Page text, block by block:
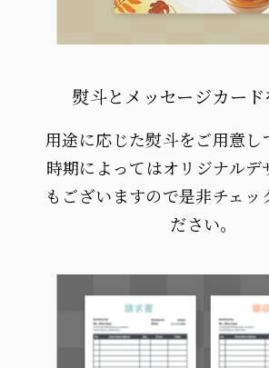
熨斗とメッセージカード
用途に応じた熨斗をご用意し
時期によってはオリジナルデ
もございますので是非チェッ
ださい。